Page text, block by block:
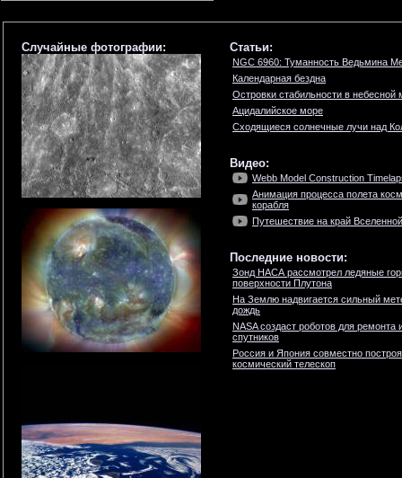
Случайные фотографии: Статьи:
NGC 6960: Туманность Ведьмина
Календарная бездна
Островки стабильности в небесной
Ацидалийское море
Сходящиеся солнечные лучи над
Видео:
Webb Model Construction
Анимация процесса полета
корабля
Путешествие на край
Последние новости:
Зонд НАСА рассмотрел ледяные
поверхности Плутона
На Землю надвигается сильный
дождь
NASA создаст роботов для ремонта
спутников
Россия и Япония совместно
космический телескоп